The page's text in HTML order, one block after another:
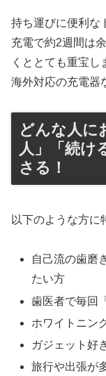
持ち運びに便利な
充電で約2週間は
くととても重宝し
海外対応の充電器
どんな人に
人」「続け
さる！
以下のような方
自己流の歯磨
たい方
歯医者で毎回
ホワイトニン
ガジェット好
旅行や出張が